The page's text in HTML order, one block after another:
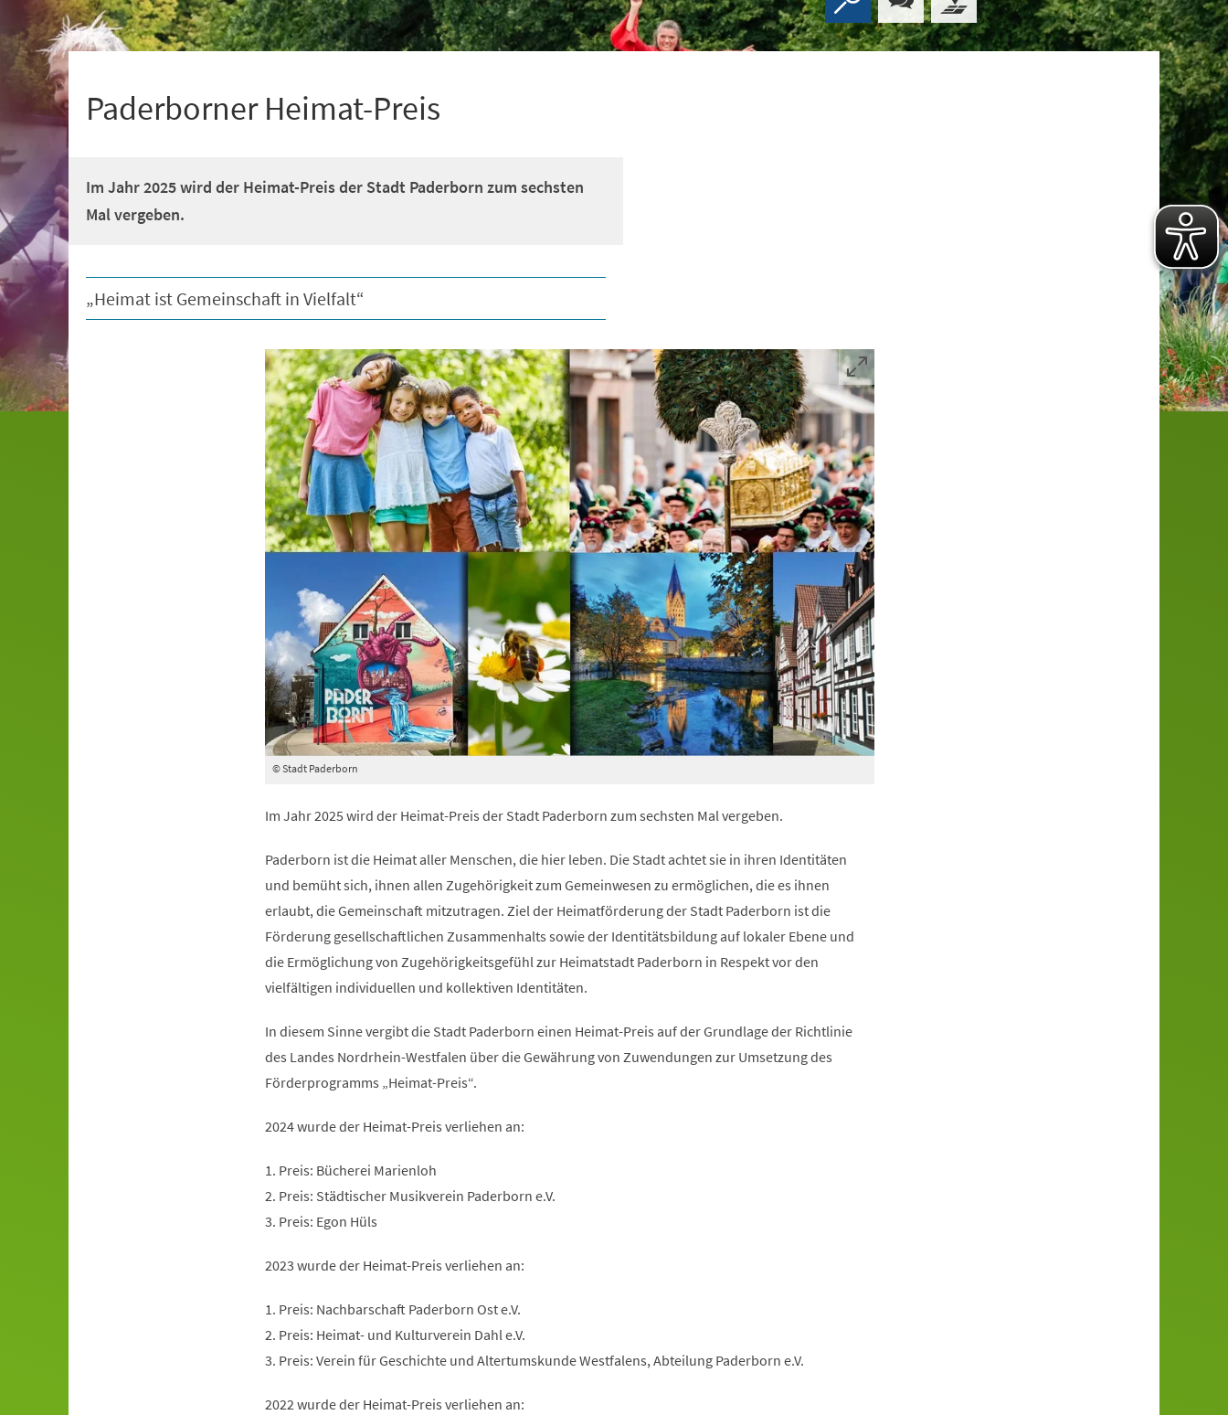
Paderborner Heimat-Preis
Im Jahr 2025 wird der Heimat-Preis der Stadt Paderborn zum sechsten
Mal vergeben.
„Heimat ist Gemeinschaft in Vielfalt“
© Stadt Paderborn
Im Jahr 2025 wird der Heimat-Preis der Stadt Paderborn zum sechsten Mal vergeben.
Paderborn ist die Heimat aller Menschen, die hier leben. Die Stadt achtet sie in ihren Identitäten
und bemüht sich, ihnen allen Zugehörigkeit zum Gemeinwesen zu ermöglichen, die es ihnen
erlaubt, die Gemeinschaft mitzutragen. Ziel der Heimatförderung der Stadt Paderborn ist die
Förderung gesellschaftlichen Zusammenhalts sowie der Identitätsbildung auf lokaler Ebene und
die Ermöglichung von Zugehörigkeitsgefühl zur Heimatstadt Paderborn in Respekt vor den
vielfältigen individuellen und kollektiven Identitäten.
In diesem Sinne vergibt die Stadt Paderborn einen Heimat-Preis auf der Grundlage der Richtlinie
des Landes Nordrhein-Westfalen über die Gewährung von Zuwendungen zur Umsetzung des
Förderprogramms „Heimat-Preis“.
2024 wurde der Heimat-Preis verliehen an:
1. Preis: Bücherei Marienloh
2. Preis: Städtischer Musikverein Paderborn e.V.
3. Preis: Egon Hüls
2023 wurde der Heimat-Preis verliehen an:
1. Preis: Nachbarschaft Paderborn Ost e.V.
2. Preis: Heimat- und Kulturverein Dahl e.V.
3. Preis: Verein für Geschichte und Altertumskunde Westfalens, Abteilung Paderborn e.V.
2022 wurde der Heimat-Preis verliehen an: